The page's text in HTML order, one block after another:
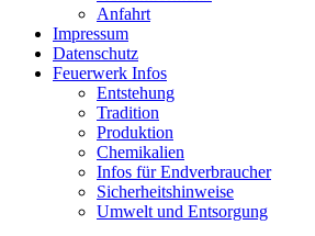
Anfahrt
Impressum
Datenschutz
Feuerwerk Infos
Entstehung
Tradition
Produktion
Chemikalien
Infos für Endverbraucher
Sicherheitshinweise
Umwelt und Entsorgung